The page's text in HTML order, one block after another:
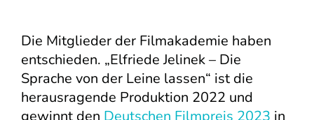
Die Mitglieder der Filmakademie haben
entschieden. „Elfriede Jelinek – Die
Sprache von der Leine lassen“ ist die
herausragende Produktion 2022 und
gewinnt den Deutschen Filmpreis 2023 in